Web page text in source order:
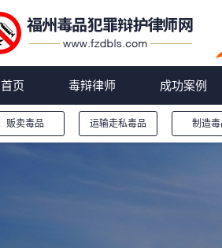
首页 毒辩律师 成功案例
贩卖毒品 运输走私毒品 制造毒